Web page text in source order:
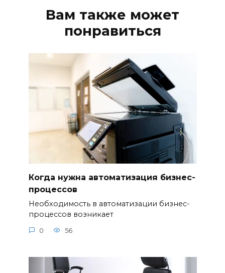
Вам также может
понравиться
Когда нужна автоматизация бизнес-
процессов
Необходимость в автоматизации бизнес-
процессов возникает
0 56